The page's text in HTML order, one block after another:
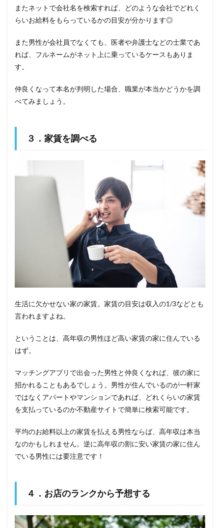
またネットで会社名を検索すれば、どのような会社でどれく
らいお給料をもらっているかの目安が分かります◎
また男性が会社員でなくても、医者や弁護士などの士業であ
れば、フルネームがネット上に乗っているケースもありま
す。
仲良くなって本名が判明した場合、職業が本当かどうかを調
べてみましょう。
３．家賃を調べる
生活に欠かせない家の家賃。家賃の目安は収入の1/3などとも
言われますよね。
ということは、高年収の男性ほど高い家賃の家に住んでいる
はず。
マッチングアプリで出会った男性と仲良くなれば、彼の家に
招かれることもあるでしょう。男性が住んでいるのが一軒家
ではなくアパートやマンションであれば、どれくらいの家賃
を支払っているのか不動産サイトで簡単に検索可能です。
平均のお給料以上の家賃を払える男性ならば、高年収は本当
なのかもしれません。逆に高年収の割に安い家賃の家に住ん
でいる男性には要注意です！
４．お店のランクから予想する